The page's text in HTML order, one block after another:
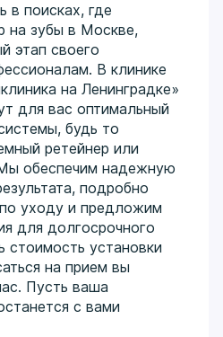
в поисках, где
на зубы в Москве,
этап своего
В клинике
на Ленинградке»
для вас оптимальный
будь то
ретейнер или
обеспечим надежную
подробно
уходу и предложим
для долгосрочного
стоимость установки
на прием вы
Пусть ваша
с вами